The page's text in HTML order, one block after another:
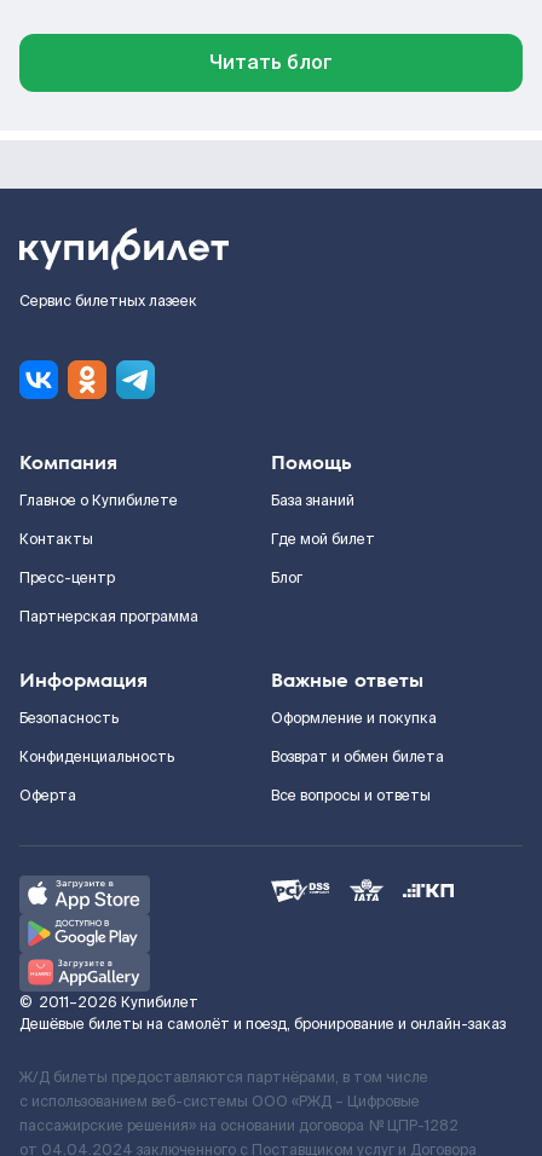
Читать блог
Сервис билетных лазеек
Компания
Главное о Купибилете
Контакты
Пресс-центр
Партнерская программа
Помощь
База знаний
Где мой билет
Блог
Информация
Безопасность
Конфиденциальность
Оферта
Важные ответы
Оформление и покупка
Возврат и обмен билета
Все вопросы и ответы
© 2011–2026 Купибилет
Дешёвые билеты на самолёт и поезд, бронирование и онлайн-заказ
Ж/Д билеты предоставляются партнёрами, в том числе
с использованием веб-системы ООО «РЖД – Цифровые
пассажирские решения» на основании договора № ЦПР-1282
от 04.04.2024 заключенного с Поставщиком услуг и Договора